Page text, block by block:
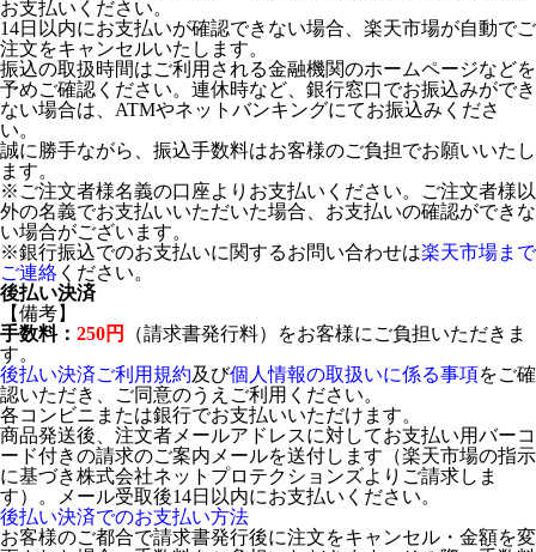
お支払いください。
14日以内にお支払いが確認できない場合、楽天市場が自動でご
注文をキャンセルいたします。
振込の取扱時間はご利用される金融機関のホームページなどを
予めご確認ください。連休時など、銀行窓口でお振込みができ
ない場合は、ATMやネットバンキングにてお振込みくださ
い。
誠に勝手ながら、振込手数料はお客様のご負担でお願いいたし
ます。
※ご注文者様名義の口座よりお支払いください。ご注文者様以
外の名義でお支払いいただいた場合、お支払いの確認ができな
い場合がございます。
※銀行振込でのお支払いに関するお問い合わせは楽天市場まで
ご連絡 ください。
後払い決済
【備考】
手数料： 250円
（請求書発行料）をお客様にご負担いただきま
す。
後払い決済ご利用規約及び個人情報の取扱いに係る事項をご確
認いただき、ご同意のうえご利用ください。
各コンビニまたは銀行でお支払いいただけます。
商品発送後、注文者メールアドレスに対してお支払い用バーコ
ード付きの請求のご案内メールを送付します（楽天市場の指示
に基づき株式会社ネットプロテクションズよりご請求しま
す）。メール受取後14日以内にお支払いください。
後払い決済でのお支払い方法
お客様のご都合で請求書発行後に注文をキャンセル・金額を変